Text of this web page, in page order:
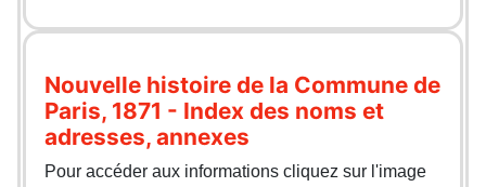
Nouvelle histoire de la Commune de
Paris, 1871 - Index des noms et
adresses, annexes
Pour accéder aux informations cliquez sur l'image